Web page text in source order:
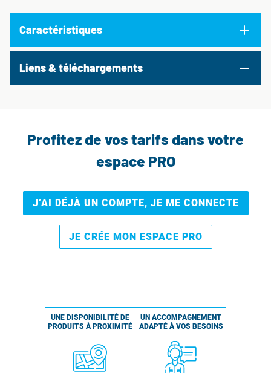
Caractéristiques
Liens & téléchargements
Profitez de vos tarifs dans votre
espace PRO
J’AI DÉJÀ UN COMPTE, JE ME CONNECTE
JE CRÉE MON ESPACE PRO
UNE DISPONIBILITÉ DE
PRODUITS À PROXIMITÉ
UN ACCOMPAGNEMENT
ADAPTÉ À VOS BESOINS